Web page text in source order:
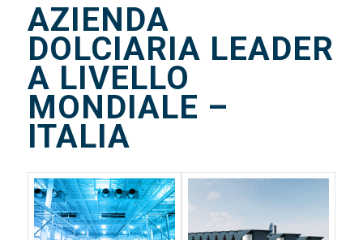
AZIENDA
DOLCIARIA LEADER
A LIVELLO
MONDIALE –
ITALIA